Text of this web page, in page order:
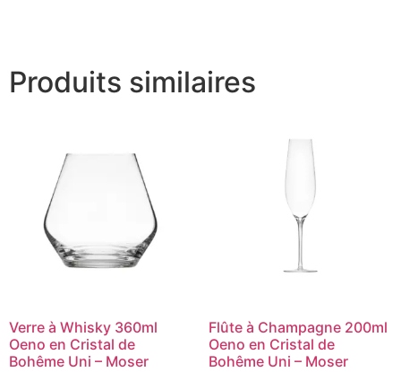
Produits similaires
Verre à Whisky 360ml
Oeno en Cristal de
Bohême Uni – Moser
Flûte à Champagne 200ml
Oeno en Cristal de
Bohême Uni – Moser